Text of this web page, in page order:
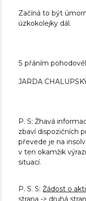
Začíná to být
úzkokolejky dál.
S přáním
JARDA
P. S: Žhavá
zbaví dispozičních
převede je na
v ten okamžik
situací.
P. S. S:Žádost o
strana -> druhá